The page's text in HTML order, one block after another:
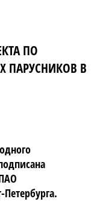
ПО
ПАРУСНИКОВ В